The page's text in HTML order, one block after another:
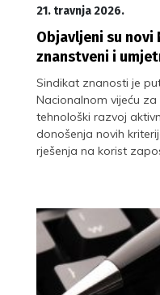
21. travnja 2026.
Objavljeni su novi
znanstveni i
Sindikat znanosti je
Nacionalnom vijeću
tehnološki razvoj
donošenja novih
rješenja na korist